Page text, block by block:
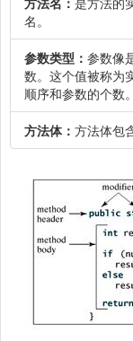
名。
参数类型： 参数像
数。这个值被称为
顺序和参数的个数
方法体： 方法体包